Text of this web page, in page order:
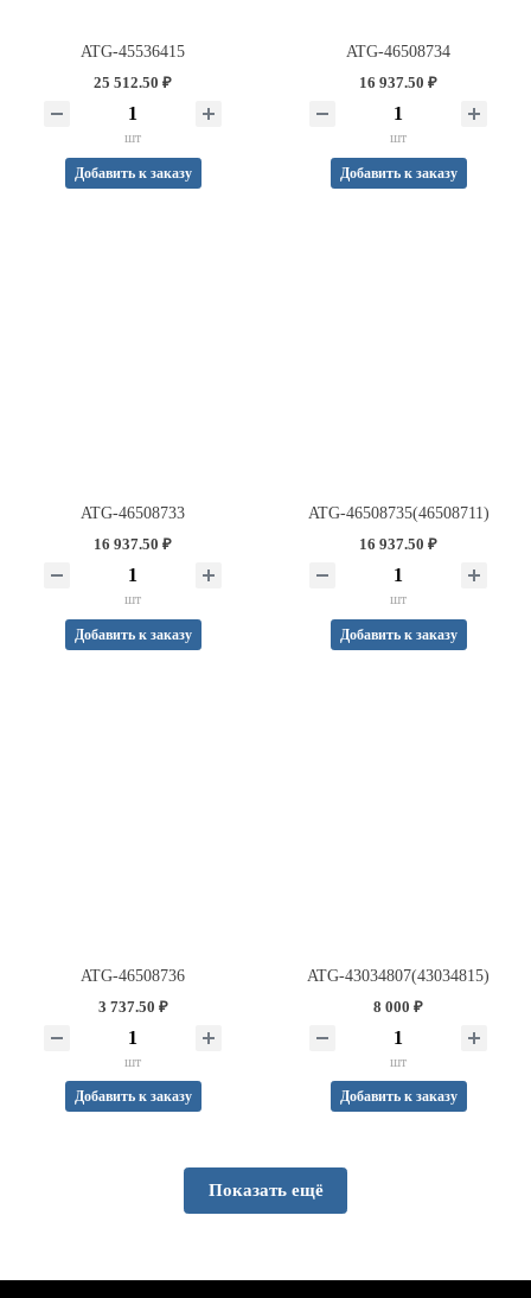
ATG-45536415
25 512.50 ₽
шт
Добавить к заказу
ATG-46508734
16 937.50 ₽
шт
Добавить к заказу
ATG-46508733
16 937.50 ₽
шт
Добавить к заказу
ATG-46508735(46508711)
16 937.50 ₽
шт
Добавить к заказу
ATG-46508736
3 737.50 ₽
шт
Добавить к заказу
ATG-43034807(43034815)
8 000 ₽
шт
Добавить к заказу
Показать ещё